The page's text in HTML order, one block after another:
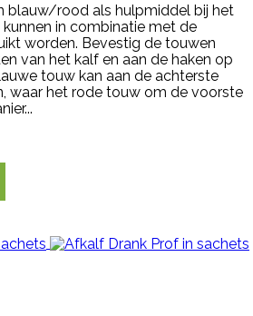
blauw/rood als hulpmiddel bij het
in combinatie met de
worden. Bevestig de touwen
van het kalf en aan de haken op
touw kan aan de achterste
waar het rode touw om de voorste